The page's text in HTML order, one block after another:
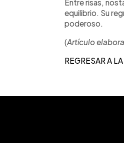
Entre risas,
equilibrio. Su
poderoso.
(Artículo
REGRESAR A